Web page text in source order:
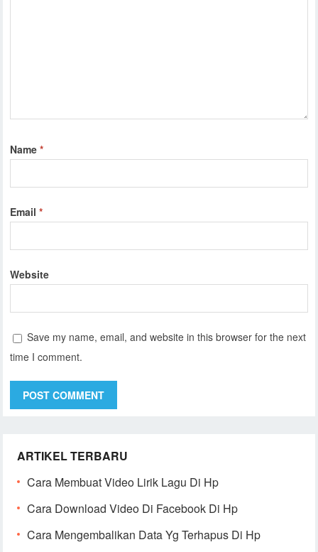
Name*
Email*
Website
Save my name, email, and website in this browser for the next
time I comment.
ARTIKEL TERBARU
Cara Membuat Video Lirik Lagu Di Hp
Cara Download Video Di Facebook Di Hp
Cara Mengembalikan Data Yg Terhapus Di Hp